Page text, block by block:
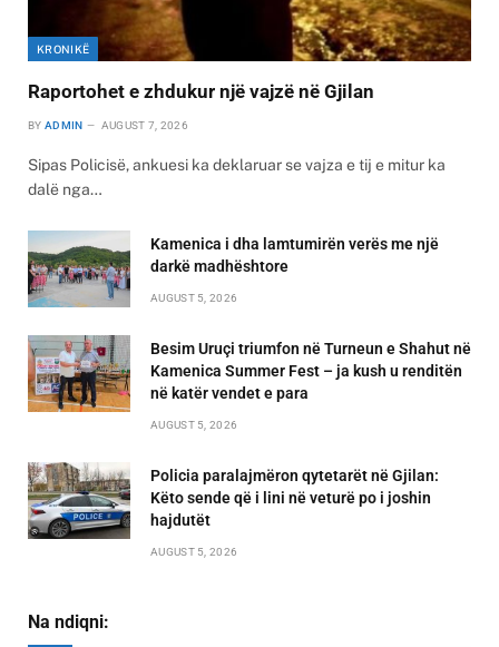
KRONIKË
Raportohet e zhdukur një vajzë në Gjilan
BY ADMIN AUGUST 7, 2026
Sipas Policisë, ankuesi ka deklaruar se vajza e tij e mitur ka
dalë nga…
Kamenica i dha lamtumirën verës me një
darkë madhështore
AUGUST 5, 2026
Besim Uruçi triumfon në Turneun e Shahut në
Kamenica Summer Fest – ja kush u renditën
në katër vendet e para
AUGUST 5, 2026
Policia paralajmëron qytetarët në Gjilan:
Këto sende që i lini në veturë po i joshin
hajdutët
AUGUST 5, 2026
Na ndiqni: